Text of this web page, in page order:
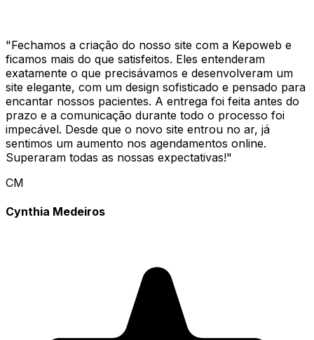
"Fechamos a criação do nosso site com a Kepoweb e
ficamos mais do que satisfeitos. Eles entenderam
exatamente o que precisávamos e desenvolveram um
site elegante, com um design sofisticado e pensado para
encantar nossos pacientes. A entrega foi feita antes do
prazo e a comunicação durante todo o processo foi
impecável. Desde que o novo site entrou no ar, já
sentimos um aumento nos agendamentos online.
Superaram todas as nossas expectativas!"
CM
Cynthia Medeiros